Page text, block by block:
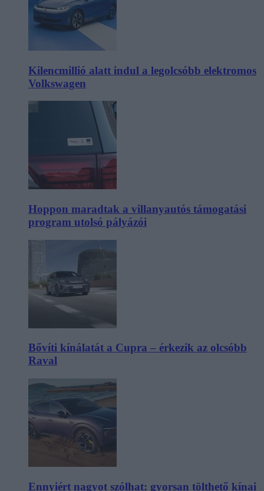
Kilencmillió alatt indul a legolcsóbb elektromos
Volkswagen
Hoppon maradtak a villanyautós támogatási
program utolsó pályázói
Bővíti kínálatát a Cupra – érkezik az olcsóbb
Raval
Ennyiért nagyot szólhat: gyorsan tölthető kínai